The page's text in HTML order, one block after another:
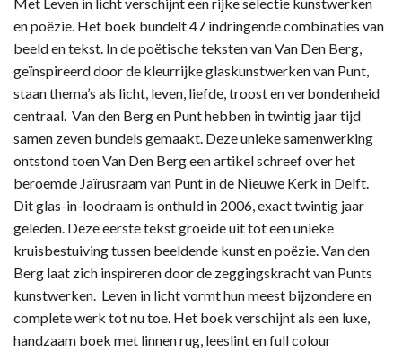
en poëzie. Het boek bundelt 47 indringende combinaties van
beeld en tekst. In de poëtische teksten van Van Den Berg,
geïnspireerd door de kleurrijke glaskunstwerken van Punt,
staan thema’s als licht, leven, liefde, troost en verbondenheid
centraal. Van den Berg en Punt hebben in twintig jaar tijd
samen zeven bundels gemaakt. Deze unieke samenwerking
ontstond toen Van Den Berg een artikel schreef over het
beroemde Jaïrusraam van Punt in de Nieuwe Kerk in Delft.
Dit glas-in-loodraam is onthuld in 2006, exact twintig jaar
geleden. Deze eerste tekst groeide uit tot een unieke
kruisbestuiving tussen beeldende kunst en poëzie. Van den
Berg laat zich inspireren door de zeggingskracht van Punts
kunstwerken. Leven in licht vormt hun meest bijzondere en
complete werk tot nu toe. Het boek verschijnt als een luxe,
handzaam boek met linnen rug, leeslint en full colour